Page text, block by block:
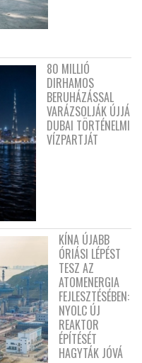
80 MILLIÓ
DIRHAMOS
BERUHÁZÁSSAL
VARÁZSOLJÁK ÚJJÁ
DUBAI TÖRTÉNELMI
VÍZPARTJÁT
KÍNA ÚJABB
ÓRIÁSI LÉPÉST
TESZ AZ
ATOMENERGIA
FEJLESZTÉSÉBEN:
NYOLC ÚJ
REAKTOR
ÉPÍTÉSÉT
HAGYTÁK JÓVÁ